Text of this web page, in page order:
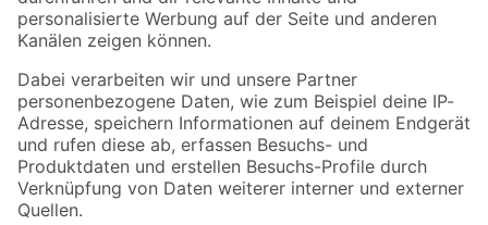
Folge uns
Zahlungsarten Versandarten